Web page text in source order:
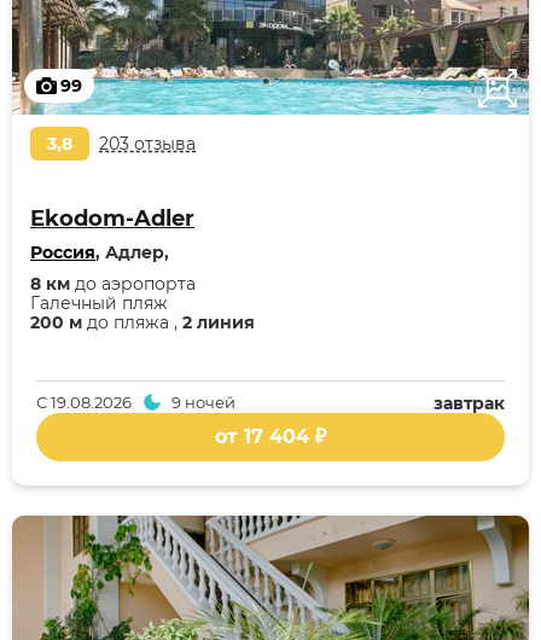
99
3,8 203 отзыва
Ekodom-Adler
Россия, Адлер,
200 м до пляжа , 2 линия
Галечный пляж
8 км до аэропорта
завтрак
С19.08.2026 9 ночей
от 17 404 ₽